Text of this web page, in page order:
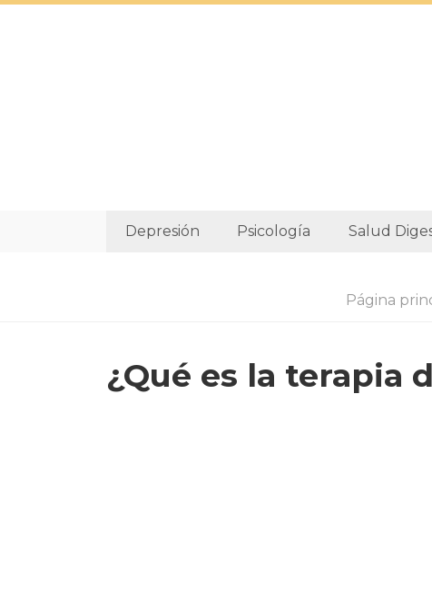
Depresión Psicología Salud
Página
¿Qué es la terapia